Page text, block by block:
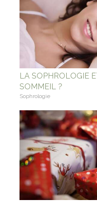
LA SOPHROLOGIE
SOMMEIL ?
Sophrologie